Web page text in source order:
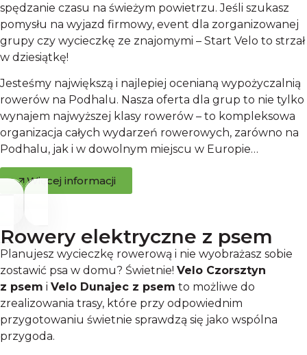
spędzanie czasu na świeżym powietrzu. Jeśli szukasz
pomysłu na wyjazd firmowy, event dla zorganizowanej
grupy czy wycieczkę ze znajomymi – Start Velo to strzał
w dziesiątkę!
Jesteśmy największą i najlepiej ocenianą wypożyczalnią
rowerów na Podhalu. Nasza oferta dla grup to nie tylko
wynajem najwyższej klasy rowerów – to kompleksowa
organizacja całych wydarzeń rowerowych, zarówno na
Podhalu, jak i w dowolnym miejscu w Europie…
Więcej informacji
Rowery elektryczne z psem
Planujesz wycieczkę rowerową i nie wyobrażasz sobie
zostawić psa w domu? Świetnie! Velo Czorsztyn
z psem i Velo Dunajec z psem to możliwe do
zrealizowania trasy, które przy odpowiednim
przygotowaniu świetnie sprawdzą się jako wspólna
przygoda.